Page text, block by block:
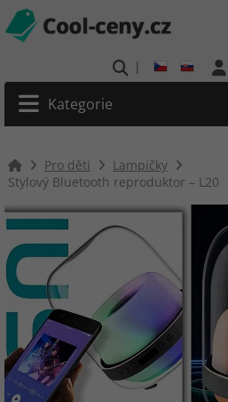
|
Kategorie
Pro děti
Lampičky
Stylový Bluetooth reproduktor – L20